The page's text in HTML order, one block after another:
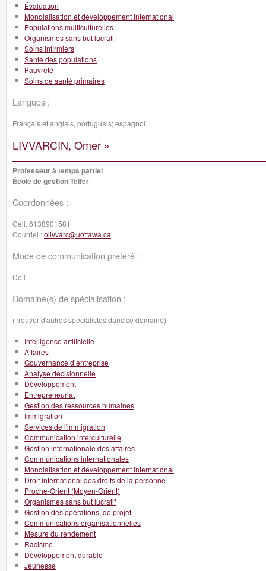
Évaluation
Mondialisation et développement international
Populations multiculturelles
Organismes sans but lucratif
Soins infirmiers
Santé des populations
Pauvreté
Soins de santé primaires
Langues :
Français et anglais, portuguais; espagnol
LIVVARCIN, Omer »
Professeur à temps partiel
École de gestion Telfer
Coordonnées :
Cell:6138901581
Courriel :olivvarc@uottawa.ca
Mode de communication préféré :
Cell
Domaine(s) de spécialisation :
(Trouver d'autres spécialistes dans ce domaine)
Intelligence artificielle
Affaires
Gouvernance d’entreprise
Analyse décisionnelle
Développement
Entrepreneuriat
Gestion des ressources humaines
Immigration
Services de l'immigration
Communication interculturelle
Gestion internationale des affaires
Communications internationales
Mondialisation et développement international
Droit international des droits de la personne
Proche-Orient (Moyen-Orient)
Organismes sans but lucratif
Gestion des opérations, de projet
Communications organisationnelles
Mesure du rendement
Racisme
Développement durable
Jeunesse